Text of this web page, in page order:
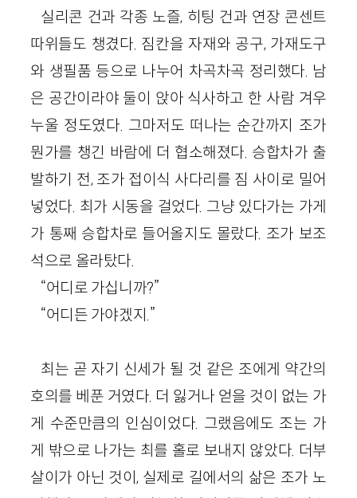
실리콘 건과 각종 노즐, 히팅 건과 연장 콘센트
따위들도 챙겼다. 짐칸을 자재와 공구, 가재도구
와 생필품 등으로 나누어 차곡차곡 정리했다. 남
은 공간이라야 둘이 앉아 식사하고 한 사람 겨우
누울 정도였다. 그마저도 떠나는 순간까지 조가
뭔가를 챙긴 바람에 더 협소해졌다. 승합차가 출
발하기 전, 조가 접이식 사다리를 짐 사이로 밀어
넣었다. 최가 시동을 걸었다. 그냥 있다가는 가게
가 통째 승합차로 들어올지도 몰랐다. 조가 보조
석으로 올라탔다.
“어디로 가십니까?”
“어디든 가야겠지.”
최는 곧 자기 신세가 될 것 같은 조에게 약간의
호의를 베푼 거였다. 더 잃거나 얻을 것이 없는 가
게 수준만큼의 인심이었다. 그랬음에도 조는 가
게 밖으로 나가는 최를 홀로 보내지 않았다. 더부
살이가 아닌 것이, 실제로 길에서의 삶은 조가 노